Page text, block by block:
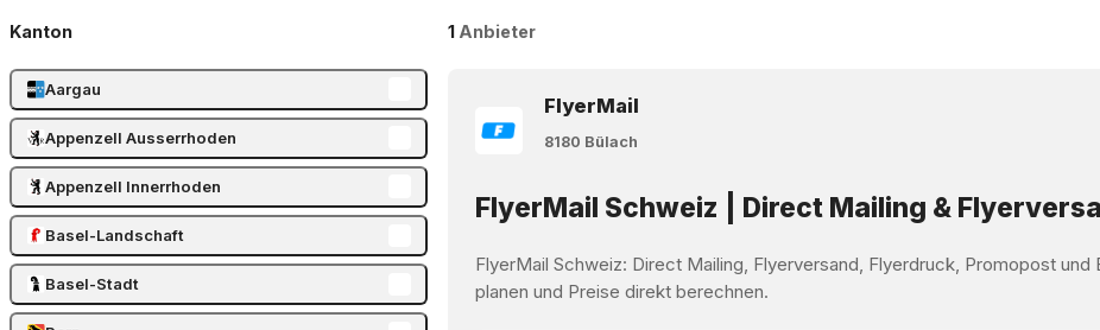
Kanton
Aargau
Appenzell Ausserrhoden
Appenzell Innerrhoden
Basel-Landschaft
Basel-Stadt
1 Anbieter
FlyerMail
8180 Bülach
FlyerMail Schweiz | Direct Mailing &
FlyerMail Schweiz: Direct Mailing, Flyerversand, Flyerdruck, Promopost
planen und Preise direkt berechnen.